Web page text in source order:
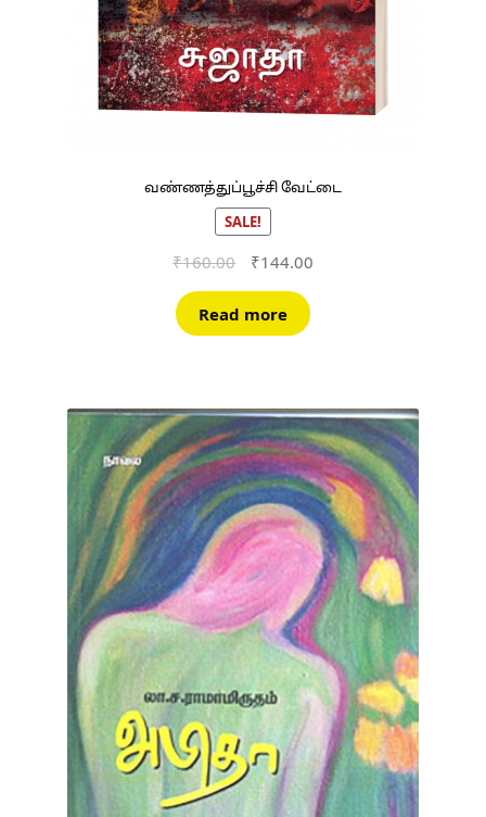
வண்ணத்துப்பூச்சி வேட்டை
SALE!
₹160.00
Original
was:
₹160.00.
₹144.00Current
Read more